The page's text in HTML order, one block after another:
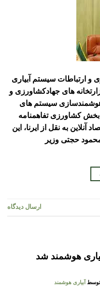
و ارتباطات سیستم آبیاری
های جهادکشاورزی و
هوشمندسازی سیستم های
کشاورزی تفاهمنامه
به نقل از ایرنا، این
حجتی وزیر
ارسال دیدگاه
هوشمند شد
توسط آبیاری هوشمند